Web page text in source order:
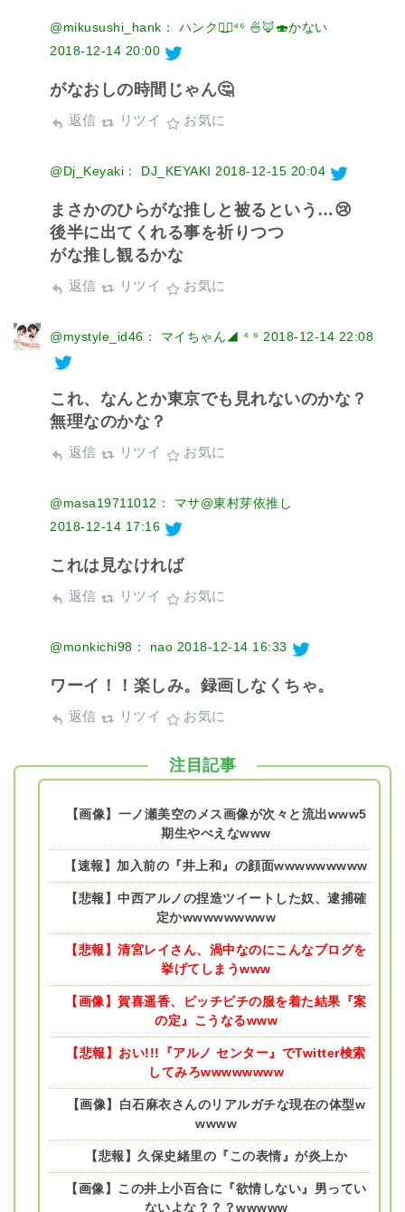
@mikusushi_hank： ハンク◢͟￨⁴⁶ 🍜🦊🍣かない
2018-12-14 20:00
がなおしの時間じゃん🤔
返信 リツイ お気に
@Dj_Keyaki： DJ_KEYAKI 2018-12-15 20:04
まさかのひらがな推しと被るという…😢
後半に出てくれる事を祈りつつ
がな推し観るかな
返信 リツイ お気に
@mystyle_id46： マイちゃん◢ ⁴ ⁶ 2018-12-14 22:08
これ、なんとか東京でも見れないのかな？
無理なのかな？
返信 リツイ お気に
@masa19711012： マサ@東村芽依推し
2018-12-14 17:16
これは見なければ
返信 リツイ お気に
@monkichi98： nao 2018-12-14 16:33
ワーイ！！楽しみ。録画しなくちゃ。
返信 リツイ お気に
注目記事
【画像】一ノ瀬美空のメス画像が次々と流出www5
期生やべえなwww
【速報】加入前の『井上和』の顔面wwwwwwwww
【悲報】中西アルノの捏造ツイートした奴、逮捕確
定かwwwwwwwww
【悲報】清宮レイさん、渦中なのにこんなブログを
挙げてしまうwww
【画像】賀喜遥香、ピッチピチの服を着た結果『案
の定』こうなるwww
【悲報】おい!!!『アルノ センター』でTwitter検索
してみろwwwwwwww
【画像】白石麻衣さんのリアルガチな現在の体型w
wwww
【悲報】久保史緒里の『この表情』が炎上か
【画像】この井上小百合に『欲情しない』男ってい
ないよな？？？wwwww